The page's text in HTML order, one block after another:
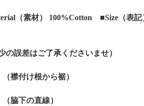
（素材） 100%Cotton ■Size（表
の誤差はご了承くださいませ）
襟付け根から裾）
脇下の直線）